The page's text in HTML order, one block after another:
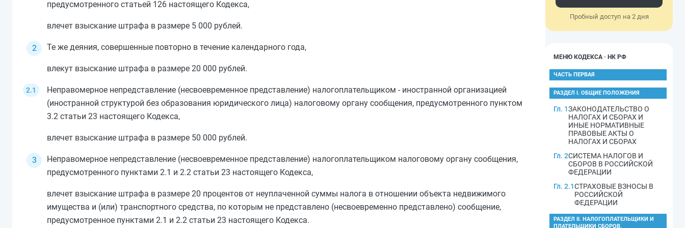
предусмотренного статьей 126 настоящего Кодекса,
влечет взыскание штрафа в размере 5 000 рублей.
Те же деяния, совершенные повторно в течение календарного года,
влекут взыскание штрафа в размере 20 000 рублей.
Неправомерное непредставление (несвоевременное представление) налогоплательщиком - иностранной организацией
(иностранной структурой без образования юридического лица) налоговому органу сообщения, предусмотренного пунктом
3.2 статьи 23 настоящего Кодекса,
влечет взыскание штрафа в размере 50 000 рублей.
Неправомерное непредставление (несвоевременное представление) налогоплательщиком налоговому органу сообщения,
предусмотренного пунктами 2.1 и 2.2 статьи 23 настоящего Кодекса,
влечет взыскание штрафа в размере 20 процентов от неуплаченной суммы налога в отношении объекта недвижимого
имущества и (или) транспортного средства, по которым не представлено (несвоевременно представлено) сообщение,
предусмотренное пунктами 2.1 и 2.2 статьи 23 настоящего Кодекса.
Пробный доступ на 2 дня
МЕНЮ КОДЕКСА · НК РФ
ЧАСТЬ ПЕРВАЯ
РАЗДЕЛ I. ОБЩИЕ ПОЛОЖЕНИЯ
Гл. 1ЗАКОНОДАТЕЛЬСТВО О
НАЛОГАХ И СБОРАХ И
ИНЫЕ НОРМАТИВНЫЕ
ПРАВОВЫЕ АКТЫ О
НАЛОГАХ И СБОРАХ
Гл. 2СИСТЕМА НАЛОГОВ И
СБОРОВ В РОССИЙСКОЙ
ФЕДЕРАЦИИ
Гл. 2.1СТРАХОВЫЕ ВЗНОСЫ В
РОССИЙСКОЙ
ФЕДЕРАЦИИ
РАЗДЕЛ II. НАЛОГОПЛАТЕЛЬЩИКИ И
ПЛАТЕЛЬЩИКИ СБОРОВ,